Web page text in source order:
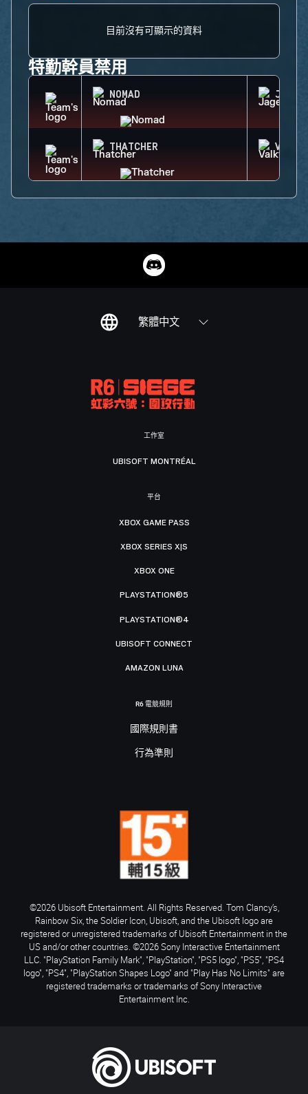
目前沒有可顯示的資料
特勤幹員禁用
NOMAD JAGER
THATCHER
繁體中文
工作室
UBISOFT MONTRÉAL
平台
XBOX GAME PASS
XBOX SERIES X|S
XBOX ONE
PLAYSTATION®5
PLAYSTATION®4
UBISOFT CONNECT
AMAZON LUNA
R6 電競規則
國際規則書
行為準則
©2026 Ubisoft Entertainment. All Rights Reserved. Tom Clancy’s,
Rainbow Six, the Soldier Icon, Ubisoft, and the Ubisoft logo are
registered or unregistered trademarks of Ubisoft Entertainment in the
US and/or other countries. ©2026 Sony Interactive Entertainment
LLC. "PlayStation Family Mark", "PlayStation", "PS5 logo", "PS5", "PS4
logo", "PS4", "PlayStation Shapes Logo" and "Play Has No Limits" are
registered trademarks or trademarks of Sony Interactive
Entertainment Inc.